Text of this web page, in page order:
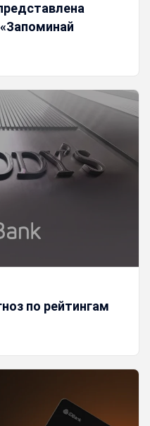
по рейтингам